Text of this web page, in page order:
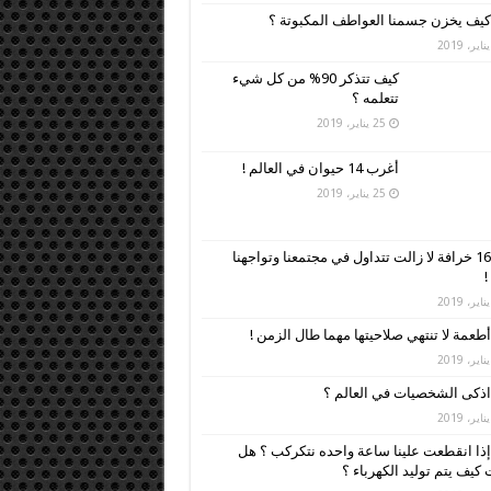
كيف يخزن جسمنا العواطف المكبوتة ؟
كيف تتذكر 90% من كل شيء
تتعلمه ؟
25 يناير، 2019
أغرب 14 حيوان في العالم !
25 يناير، 2019
16 خرافة لا زالت تتداول في مجتمعنا وتواجهنا
!
أطعمة لا تنتهي صلاحيتها مهما طال الزمن !
اذكى الشخصيات في العالم ؟
إذا انقطعت علينا ساعة واحده نتكركب ؟ هل
يتم توليد الكهرباء ؟